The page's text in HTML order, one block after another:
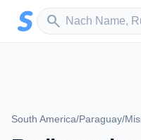
Zum Hauptinhalt springen
search
Sender suchen
South America/Paraguay/